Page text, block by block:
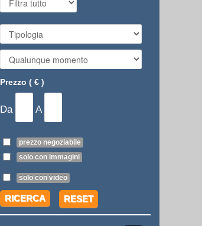
Prezzo ( € )
Da A
prezzo negoziabile
solo con immagini
solo con video
RICERCA RESET